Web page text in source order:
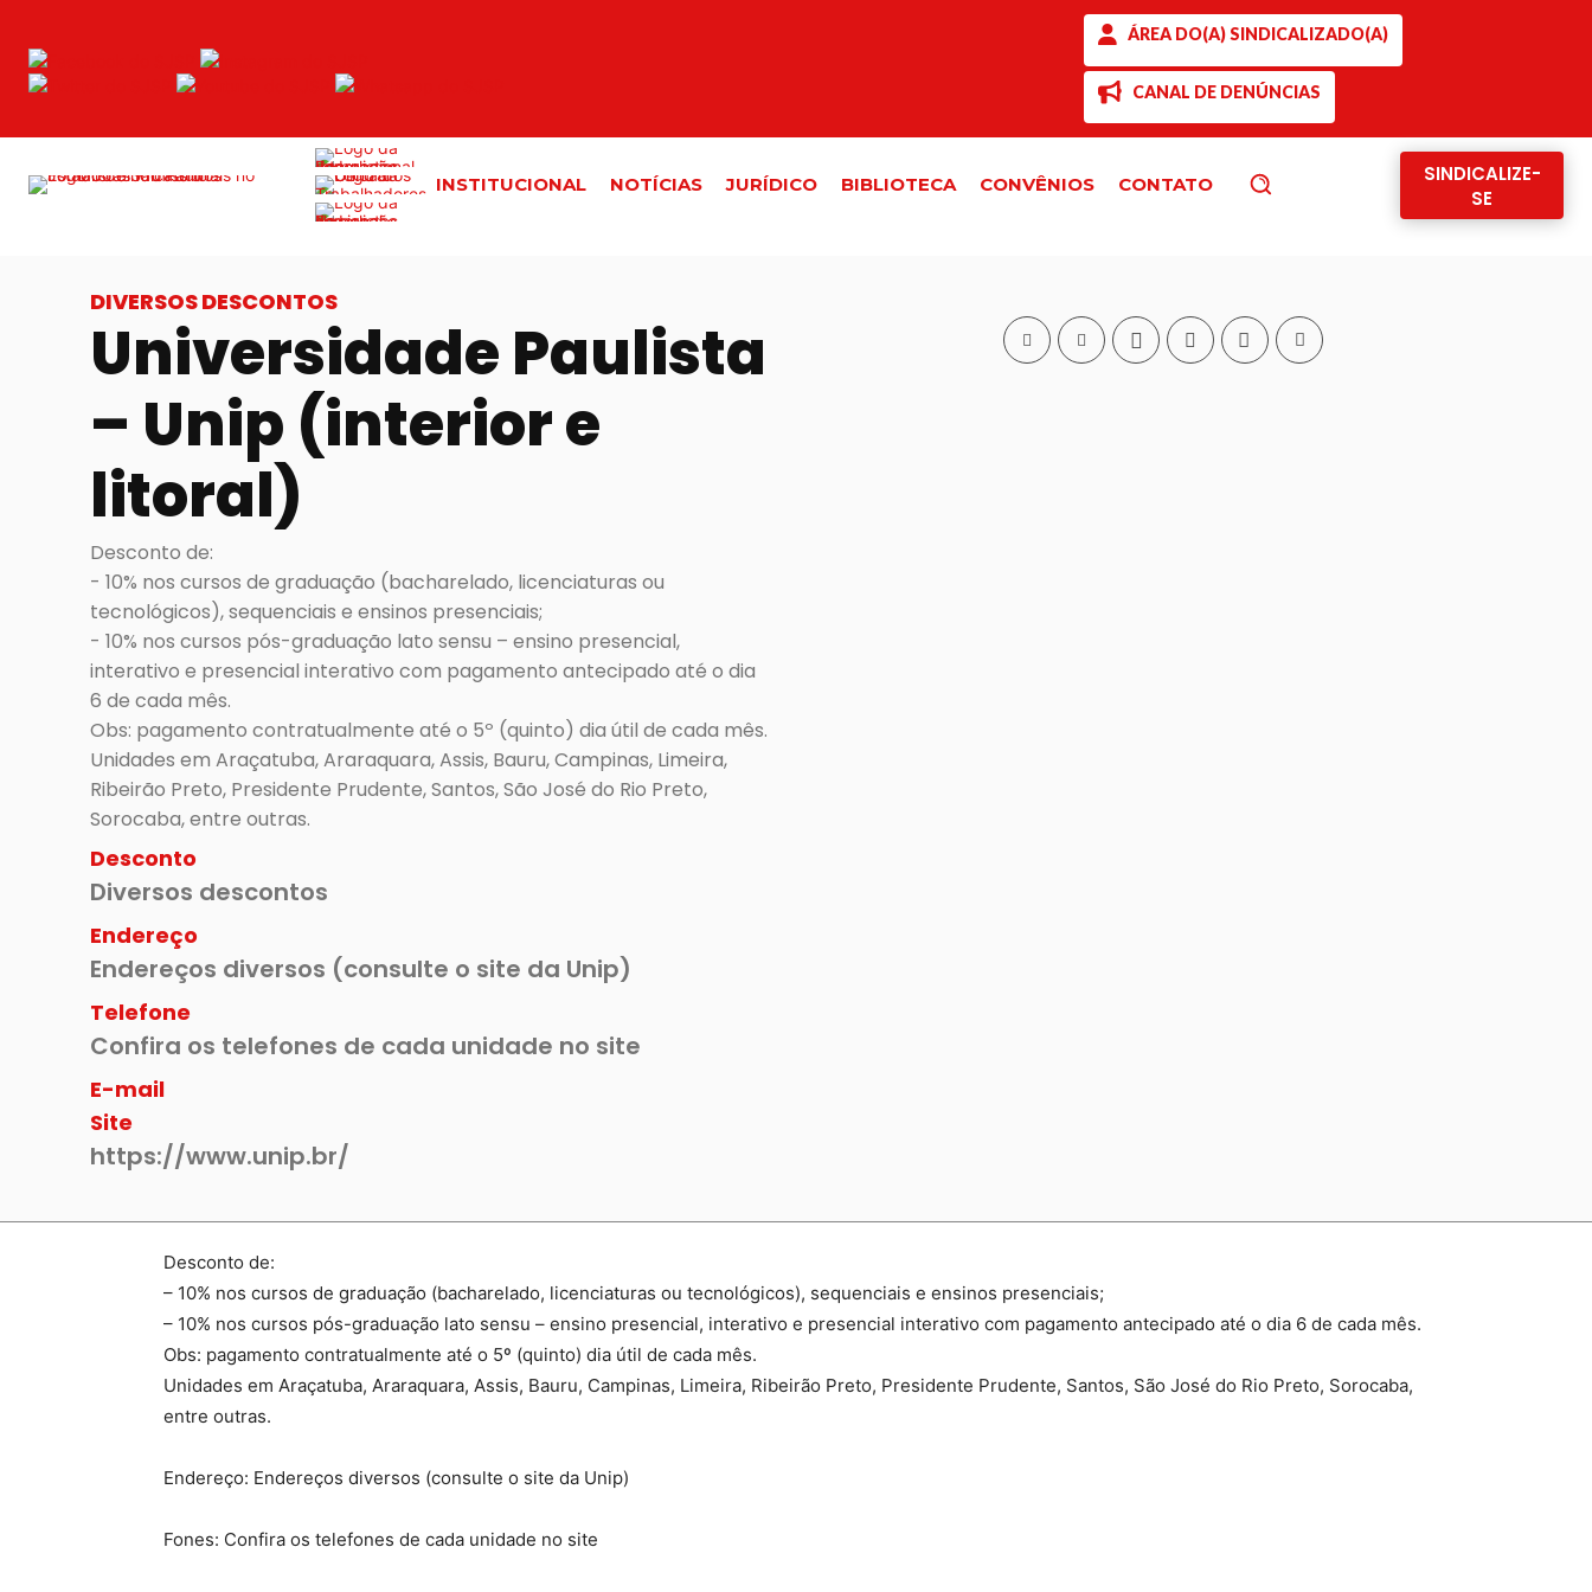
ÁREA DO(A) SINDICALIZADO(A)
CANAL DE DENÚNCIAS
INSTITUCIONAL NOTÍCIAS JURÍDICO BIBLIOTECA CONVÊNIOS CONTATO
SINDICALIZE-
SE
DIVERSOS DESCONTOS
Universidade Paulista
– Unip (interior e
litoral)
Desconto de:
- 10% nos cursos de graduação (bacharelado, licenciaturas ou
tecnológicos), sequenciais e ensinos presenciais;
- 10% nos cursos pós-graduação lato sensu – ensino presencial,
interativo e presencial interativo com pagamento antecipado até o dia
6 de cada mês.
Obs: pagamento contratualmente até o 5º (quinto) dia útil de cada mês.
Unidades em Araçatuba, Araraquara, Assis, Bauru, Campinas, Limeira,
Ribeirão Preto, Presidente Prudente, Santos, São José do Rio Preto,
Sorocaba, entre outras.
Desconto
Diversos descontos
Endereço
Endereços diversos (consulte o site da Unip)
Telefone
Confira os telefones de cada unidade no site
E-mail
Site
https://www.unip.br/
Desconto de:
– 10% nos cursos de graduação (bacharelado, licenciaturas ou tecnológicos), sequenciais e ensinos presenciais;
– 10% nos cursos pós-graduação lato sensu – ensino presencial, interativo e presencial interativo com pagamento antecipado até o dia 6 de cada mês.
Obs: pagamento contratualmente até o 5º (quinto) dia útil de cada mês.
Unidades em Araçatuba, Araraquara, Assis, Bauru, Campinas, Limeira, Ribeirão Preto, Presidente Prudente, Santos, São José do Rio Preto, Sorocaba,
entre outras.
Endereço: Endereços diversos (consulte o site da Unip)
Fones: Confira os telefones de cada unidade no site